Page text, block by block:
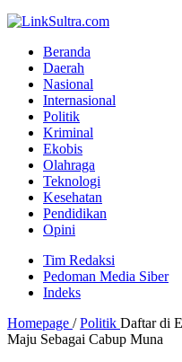
Beranda
Daerah
Nasional
Internasional
Politik
Kriminal
Ekobis
Olahraga
Teknologi
Kesehatan
Pendidikan
Opini
Tim Redaksi
Pedoman Media Siber
Indeks
Homepage / Politik Daftar di
Maju Sebagai Cabup Muna